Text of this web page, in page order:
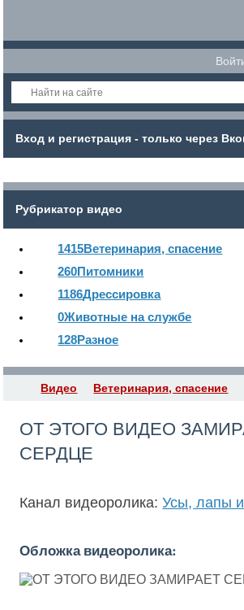
Вход и регистрация - только через
Рубрикатор видео
1415Ветеринария, спасение
260Питомники
1186Дрессировка
0Животные на службе
128Разное
Видео Ветеринария, спасение
ОТ ЭТОГО ВИДЕО
СЕРДЦЕ
Канал видеоролика:Усы, лапы и
Обложка видеоролика: